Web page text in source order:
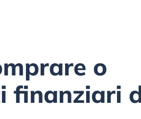
o
finanziari